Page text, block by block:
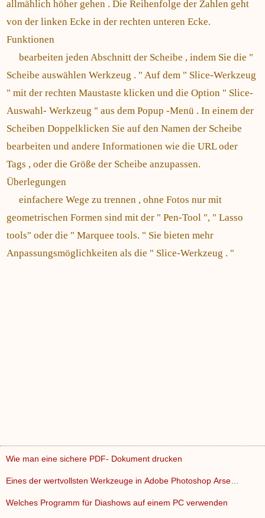
allmählich höher gehen . Die Reihenfolge der Zahlen geht
von der linken Ecke in der rechten unteren Ecke.
Funktionen
bearbeiten jeden Abschnitt der Scheibe , indem Sie die "
Scheibe auswählen Werkzeug . " Auf dem " Slice-Werkzeug
" mit der rechten Maustaste klicken und die Option " Slice-
Auswahl- Werkzeug " aus dem Popup -Menü . In einem der
Scheiben Doppelklicken Sie auf den Namen der Scheibe
bearbeiten und andere Informationen wie die URL oder
Tags , oder die Größe der Scheibe anzupassen.
Überlegungen
einfachere Wege zu trennen , ohne Fotos nur mit
geometrischen Formen sind mit der " Pen-Tool ", " Lasso
tools" oder die " Marquee tools. " Sie bieten mehr
Anpassungsmöglichkeiten als die " Slice-Werkzeug . "
Wie man eine sichere PDF- Dokument drucken
Welches Programm für Diashows auf einem PC verwenden